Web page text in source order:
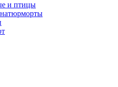
и птицы